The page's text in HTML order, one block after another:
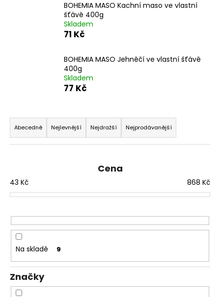
BOHEMIA MASO Kachní maso ve vlastní
šťávě 400g
Skladem
71 Kč
BOHEMIA MASO Jehněčí ve vlastní šťávě
400g
Skladem
77 Kč
Ř
a
z
í
p
o
d
u
k
t
ů
Abecedně Nejlevnější Nejdražší Nejprodávanější
Cena
43 Kč 868 Kč
Na skladě 9
Značky
?
HLEDAT
D
o
p
o
u
č
u